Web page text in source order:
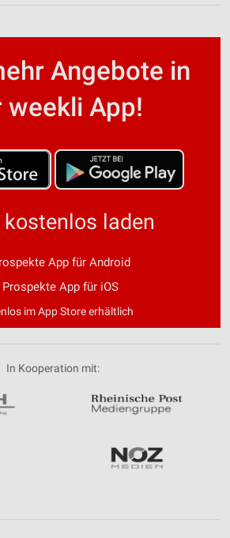
Angebote in
weekli App!
laden
App für Android
Prospekte App für iOS
im App Store erhältlich
In Kooperation mit: